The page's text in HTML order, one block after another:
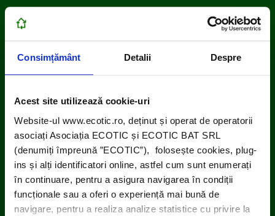
Consimțământ Detalii Despre
Acest site utilizează cookie-uri
Website-ul www.ecotic.ro, deținut și operat de operatorii
asociați Asociația ECOTIC și ECOTIC BAT SRL
(denumiți împreună ”ECOTIC”), folosește cookies, plug-
ins și alți identificatori online, astfel cum sunt enumerați
în continuare, pentru a asigura navigarea în condiții
funcționale sau a oferi o experiență mai bună de
navigare, pentru a realiza analize statistice cu privire la